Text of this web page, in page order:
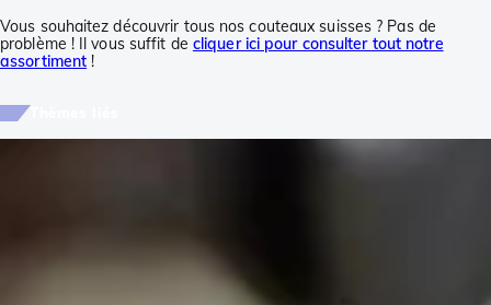
Vous souhaitez découvrir tous nos couteaux suisses ? Pas de
problème ! Il vous suffit de cliquer ici pour consulter tout notre
assortiment !